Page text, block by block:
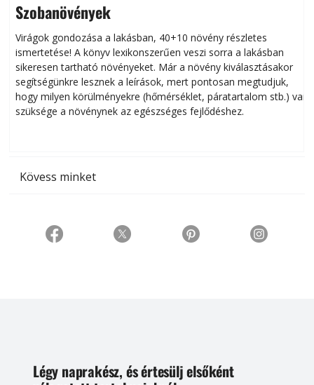
Szobanövények
Virágok gondozása a lakásban, 40+10 növény részletes
ismertetése! A könyv lexikonszerűen veszi sorra a lakásban
sikeresen tart­ha­tó növényeket. Már a növény kiválasztásakor
segítségünkre lesznek a leírások, mert pontosan megtudjuk,
hogy milyen körülményekre (hőmérséklet, páratartalom stb.) van
szüksége a növénynek az egészséges fejlődéshez.
Kövess minket
Légy naprakész, és értesülj elsőként